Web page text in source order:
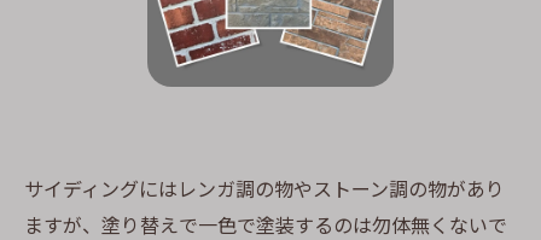
サイディングにはレンガ調の物やストーン調の物があり
ますが、塗り替えで一色で塗装するのは勿体無くないで